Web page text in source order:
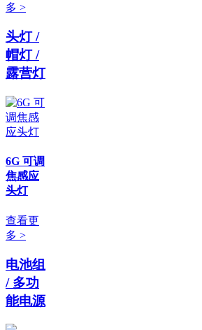
多 >
头灯 /
帽灯 /
露营灯
6G 可调
焦感应
头灯
查看更
多 >
电池组
/ 多功
能电源